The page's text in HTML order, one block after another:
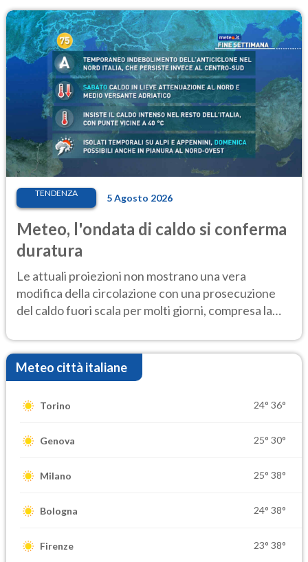
TENDENZA 5 Agosto 2026
Meteo, l'ondata di caldo si conferma
duratura
Le attuali proiezioni non mostrano una vera
modifica della circolazione con una prosecuzione
del caldo fuori scala per molti giorni, compresa la
Meteo città italiane
Torino 24° 36°
Genova 25° 30°
Milano 25° 38°
Bologna 24° 38°
Firenze 23° 38°